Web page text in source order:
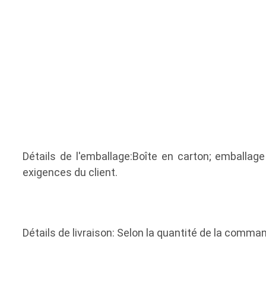
Détails de l'emballage:Boîte en carton;
exigences du client.
Détails de livraison: Selon la quantité de la